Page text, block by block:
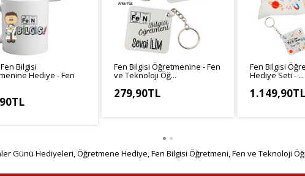
Bilgisi
Hediye - Fen
Fen Bilgisi Öğretmenine - Fen
ve Teknoloji Öğ...
279,90TL
Fen Bilgisi
Hediye Seti - ...
1.149,90TL
Günü Hediyeleri,Öğretmene Hediye,Fen Bilgisi Öğretmeni,Fen ve Teknoloji